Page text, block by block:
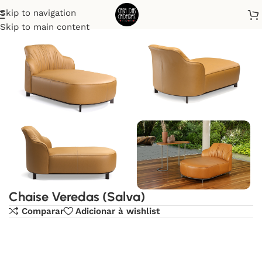
Skip to navigation
Skip to main content
Início Chaises
Chaise Veredas (Salva)
Comparar Adicionar à wishlist